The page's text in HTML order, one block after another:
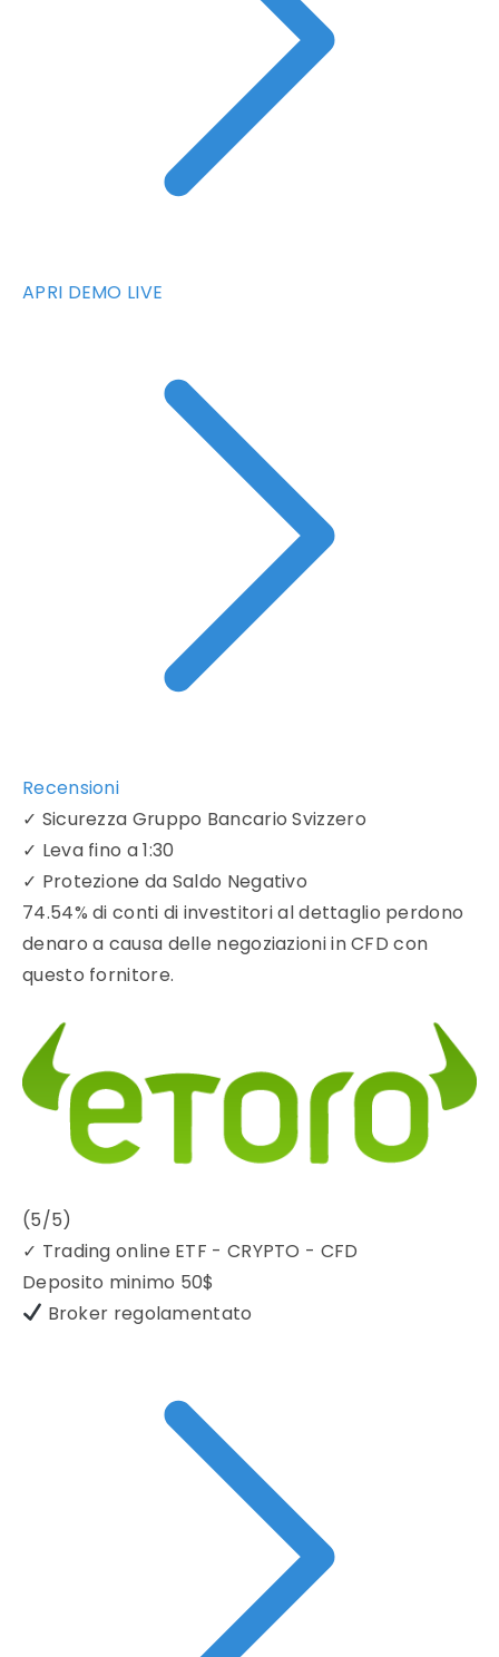
APRI DEMO LIVE
Recensioni
✓ Sicurezza Gruppo Bancario Svizzero
✓ Leva fino a 1:30
✓ Protezione da Saldo Negativo
74.54% di conti di investitori al dettaglio perdono
denaro a causa delle negoziazioni in CFD con
questo fornitore.
(5/5)
✓ Trading online ETF - CRYPTO - CFD
Deposito minimo 50$
Broker regolamentato